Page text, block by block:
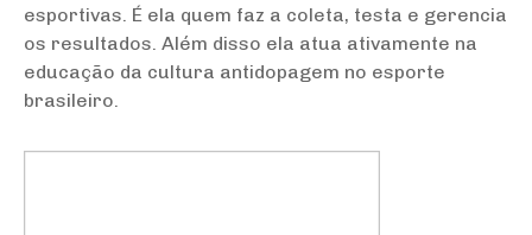
esportivas. É ela quem faz a coleta, testa e gerencia
os resultados. Além disso ela atua ativamente na
educação da cultura antidopagem no esporte
brasileiro.